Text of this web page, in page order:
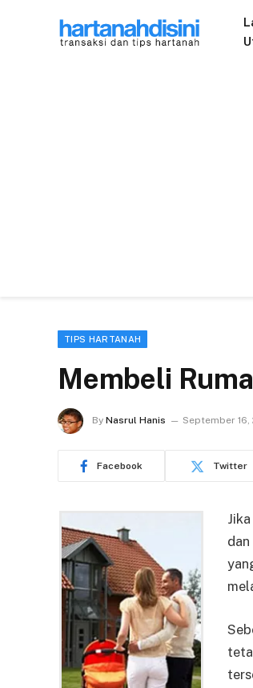
TIPS HARTANAH
Membeli
By Nasrul Hanis September 16,
Facebook Twitter